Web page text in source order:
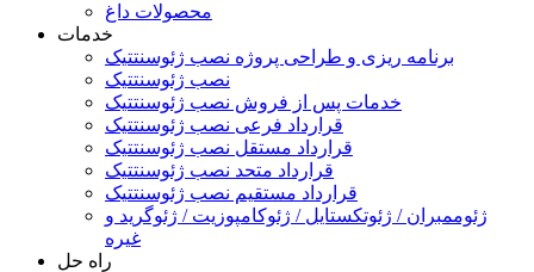
محصولات داغ
خدمات
برنامه ریزی و طراحی پروژه نصب ژئوسنتتیک
نصب ژئوسنتتیک
خدمات پس از فروش نصب ژئوسنتتیک
قرارداد فرعی نصب ژئوسنتتیک
قرارداد مستقل نصب ژئوسنتتیک
قرارداد متحد نصب ژئوسنتتیک
قرارداد مستقیم نصب ژئوسنتتیک
ژئوممبران / ژئوتکستایل / ژئوکامپوزیت / ژئوگرید و
غیره
راه حل